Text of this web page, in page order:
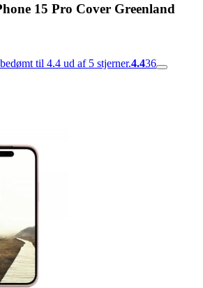
15 Pro Cover Greenland
til 4.4 ud af 5 stjerner.4.436